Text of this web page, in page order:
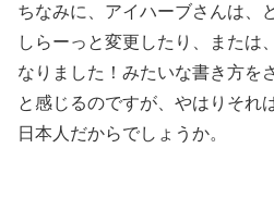
ちなみに、アイハーブさんは、
しらーっと変更したり、または
なりました！みたいな書き方を
と感じるのですが、やはりそれ
日本人だからでしょうか。